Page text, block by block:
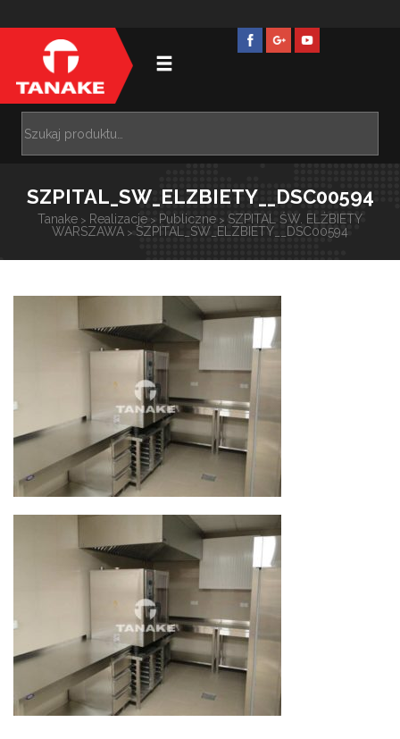
SZPITAL_SW_ELZBIETY__DSC00594
Tanake > Realizacje > Publiczne > SZPITAL ŚW. ELŻBIETY
WARSZAWA > SZPITAL_SW_ELZBIETY__DSC00594